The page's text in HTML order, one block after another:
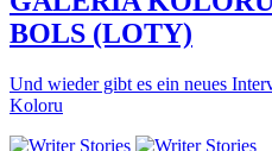
BOLS (LOTY)
Und wieder gibt es ein neues
Koloru